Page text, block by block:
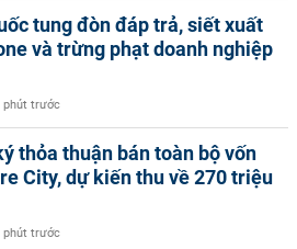
tung đòn đáp trả, siết xuất
và trừng phạt doanh nghiệp
phút trước
thỏa thuận bán toàn bộ vốn
City, dự kiến thu về 270 triệu
phút trước